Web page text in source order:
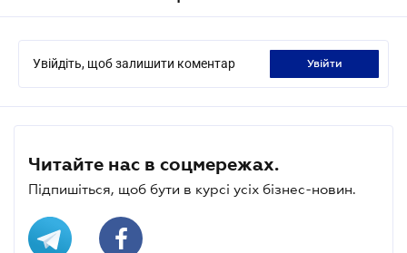
Увійдіть, щоб залишити коментар увійти
Читайте нас в соцмережах.
Підпишіться, щоб бути в курсі усіх бізнес-новин.